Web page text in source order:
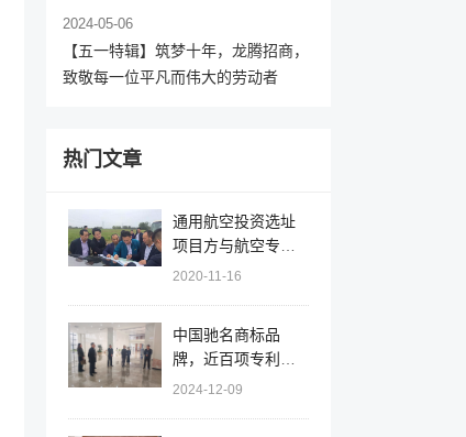
2024-05-06
【五一特辑】筑梦十年，龙腾招商，
致敬每一位平凡而伟大的劳动者
热门文章
通用航空投资选址
项目方与航空专家
组赴安徽天长调研
2020-11-16
中国驰名商标品
牌，近百项专利！
辽宁大连北黄海经
2024-12-09